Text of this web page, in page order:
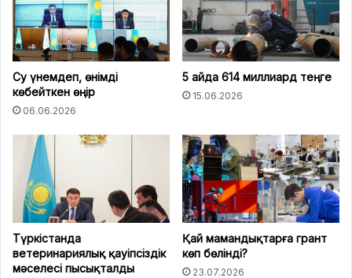
Су үнемдеп, өнімді
көбейткен өңір
06.06.2026
5 айда 614 миллиард теңге
15.06.2026
Түркістанда
ветеринариялық қауіпсіздік
мәселесі пысықталды
Қай мамандықтарға грант
көп бөлінді?
23.07.2026